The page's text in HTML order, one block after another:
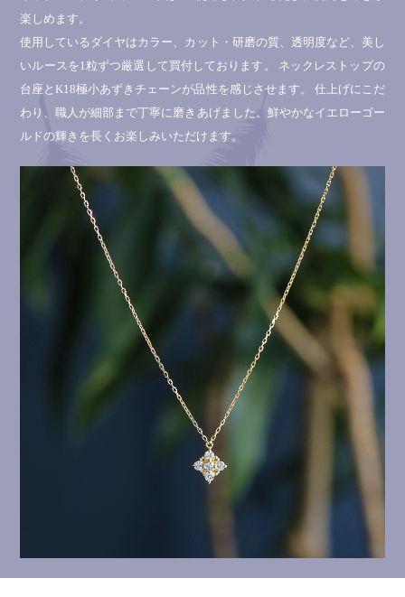
楽しめます。
使用しているダイヤはカラー、カット・研磨の質、透明度など、美し
いルースを1粒ずつ厳選して買付しております。 ネックレストップの
台座とK18極小あずきチェーンが品性を感じさせます。 仕上げにこだ
わり、職人が細部まで丁寧に磨きあげました。鮮やかなイエローゴー
ルドの輝きを長くお楽しみいただけます。